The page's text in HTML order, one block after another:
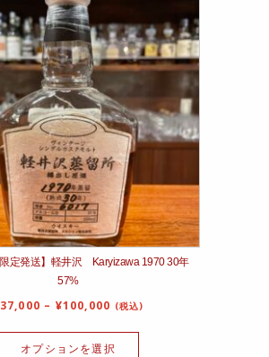
限定発送】軽井沢 Karyizawa 1970 30年
57%
37,000 – ¥100,000 (税込)
オプションを選択